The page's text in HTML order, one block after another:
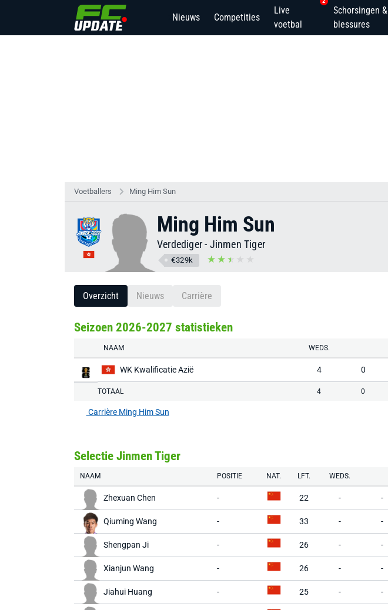
Nieuws Competities
Live
voetbal
Schorsingen &
blessures
Voetballers Ming Him Sun
Ming Him Sun
Verdediger- Jinmen Tiger
€329k
Overzicht Nieuws Carrière
Seizoen 2026-2027 statistieken
NAAM WEDS.
WK Kwalificatie Azië 4 0
TOTAAL 4 0
Carrière Ming Him Sun
Selectie Jinmen Tiger
NAAM POSITIE NAT. LFT. WEDS.
Zhexuan Chen - 22 - -
Qiuming Wang - 33 - -
Shengpan Ji - 26 - -
Xianjun Wang - 26 - -
Jiahui Huang - 25 - -